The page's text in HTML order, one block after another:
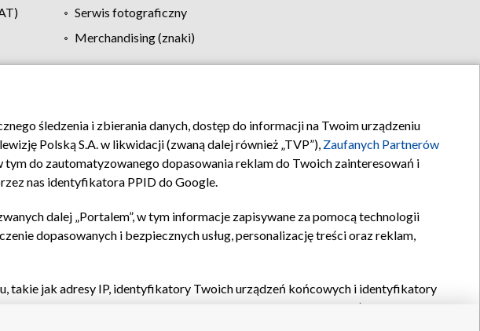
Serwis fotograficzny
Merchandising (znaki)
Pomoc Biuro reklamy Kontakt
śledzenia i zbierania danych, dostęp do informacji na Twoim urządzeniu
Polską S.A. w likwidacji (zwaną dalej również „TVP”), Zaufanych Partnerów
tym do zautomatyzowanego dopasowania reklam do Twoich zainteresowań i
nas identyfikatora PPID do Google.
dalej „Portalem”, w tym informacje zapisywane za pomocą technologii
dopasowanych i bezpiecznych usług, personalizację treści oraz reklam,
takie jak adresy IP, identyfikatory Twoich urządzeń końcowych i identyfikatory
oraz pozostałych
dostęp do nich, wyboru podstawowych reklam, wyboru spersonalizowanych